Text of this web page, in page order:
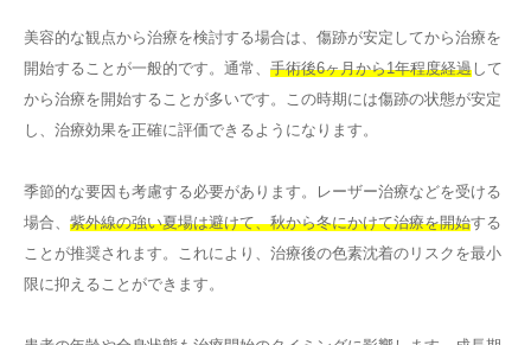
美容的な観点から治療を検討する場合は、傷跡が安定してから治療を
開始することが一般的です。通常、 手術後6ヶ月から1年程度経過 して
から治療を開始することが多いです。この時期には傷跡の状態が安定
し、治療効果を正確に評価できるようになります。
季節的な要因も考慮する必要があります。レーザー治療などを受ける
場合、 紫外線の強い夏場は避けて、秋から冬にかけて治療を開始する
ことが推奨されます。これにより、治療後の色素沈着のリスクを最小
限に抑えることができます。